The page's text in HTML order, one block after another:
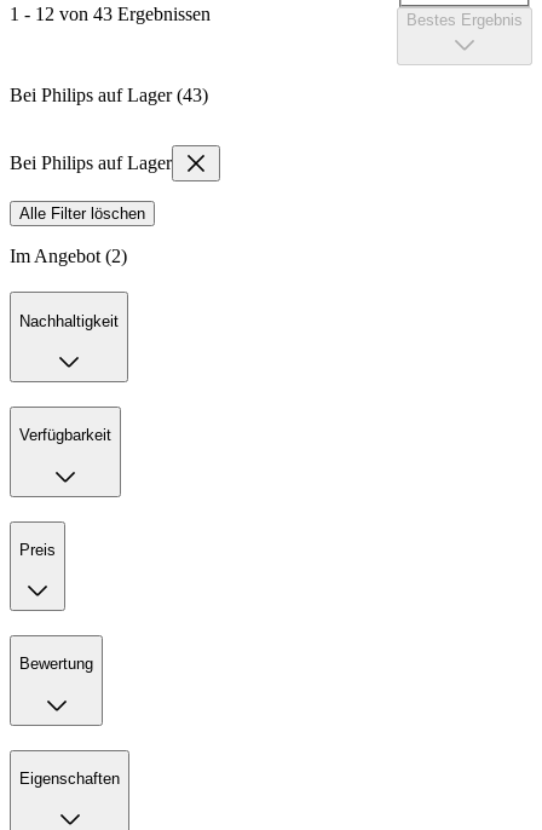
1 - 12 von 43 Ergebnissen Bestes Ergebnis
Bei Philips auf Lager (43)
Bei Philips auf Lager
Alle Filter löschen
Im Angebot (2)
Nachhaltigkeit
Verfügbarkeit
Preis
Bewertung
Eigenschaften